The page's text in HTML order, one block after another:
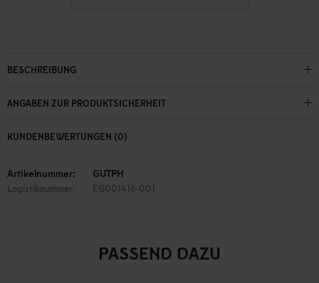
BESCHREIBUNG
ANGABEN ZUR PRODUKTSICHERHEIT
KUNDENBEWERTUNGEN (0)
Artikelnummer: GUTPH
Logistiknummer: EG001416-001
PASSEND DAZU